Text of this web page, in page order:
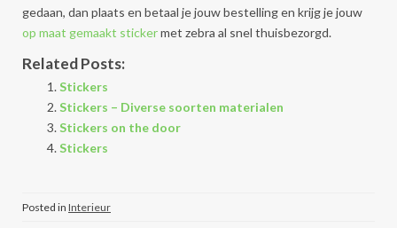
gedaan, dan plaats en betaal je jouw bestelling en krijg je jouw
op maat gemaakt stickermet zebra al snel thuisbezorgd.
Related Posts:
Stickers
Stickers – Diverse soorten materialen
Stickers on the door
Stickers
Posted in Interieur